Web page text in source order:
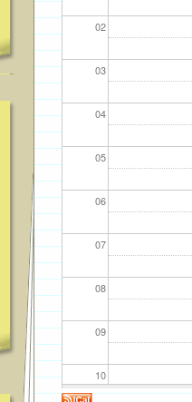
02
03
04
05
06
07
08
09
10